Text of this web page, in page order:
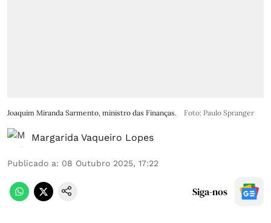
Joaquim Miranda Sarmento, ministro das Finanças. Foto: Paulo Spranger
Margarida Vaqueiro Lopes
Publicado a: 08 Outubro 2025, 17:22
Siga-nos